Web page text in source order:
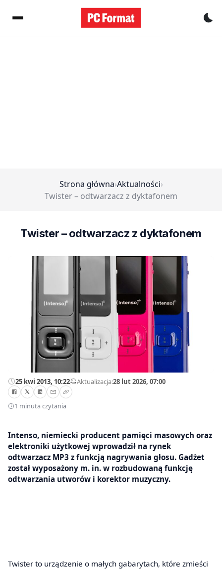
Strona główna›Aktualności›
Twister – odtwarzacz z dyktafonem
Twister – odtwarzacz z dyktafonem
25 kwi 2013, 10:22—Aktualizacja:28 lut 2026, 07:00
1 minuta czytania
Intenso, niemiecki producent pamięci masowych oraz
elektroniki użytkowej wprowadził na rynek
odtwarzacz MP3 z funkcją nagrywania głosu. Gadżet
został wyposażony m. in. w rozbudowaną funkcję
odtwarzania utworów i korektor muzyczny.
Twister to urządzenie o małych gabarytach, które zmieści